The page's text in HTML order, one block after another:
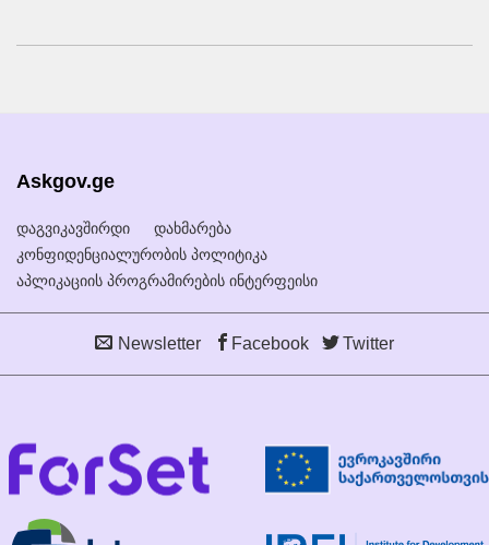
Askgov.ge
დაგვიკავშირდი
დახმარება
კონფიდენციალურობის პოლიტიკა
აპლიკაციის პროგრამირების ინტერფეისი
Newsletter Facebook Twitter